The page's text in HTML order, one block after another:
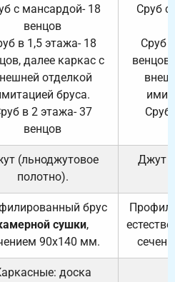
с мансардой- 18
венцов
в 1,5 этажа- 18
далее каркас с
отделкой
бруса.
в 2 этажа- 37
венцов
Сруб с
Сруб
Сруб
(льноджутовое
полотно).
Джут
брус
сушки,
90х140 мм.
доска